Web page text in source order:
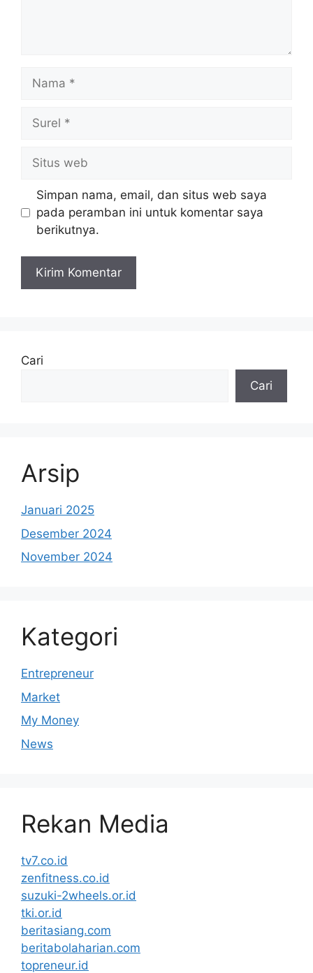
web
Simpan nama, email, dan situs web saya
pada peramban ini untuk komentar saya
berikutnya.
Cari
Cari
Arsip
Januari 2025
Desember 2024
November 2024
Kategori
Entrepreneur
Market
My Money
News
Rekan Media
tv7.co.id
zenfitness.co.id
suzuki-2wheels.or.id
tki.or.id
beritasiang.com
beritabolaharian.com
topreneur.id